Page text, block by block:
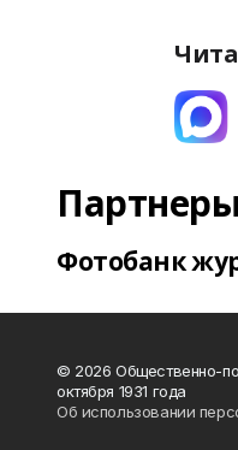
Партнеры
Фотобанк
© 2026 Общественно-
октября 1931 года
Об использовании